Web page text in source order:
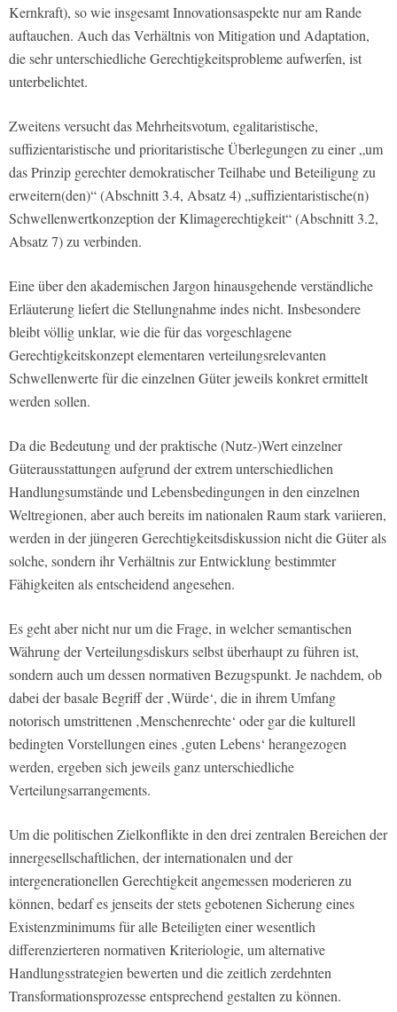
Kernkraft), so wie insgesamt Innovationsaspekte nur am Rande
auftauchen. Auch das Verhältnis von Mitigation und Adaptation,
die sehr unterschiedliche Gerechtigkeitsprobleme aufwerfen, ist
unterbelichtet.
Zweitens versucht das Mehrheitsvotum, egalitaristische,
suffizientaristische und prioritaristische Überlegungen zu einer „um
das Prinzip gerechter demokratischer Teilhabe und Beteiligung zu
erweitern(den)“ (Abschnitt 3.4, Absatz 4) „suffizientaristische(n)
Schwellenwertkonzeption der Klimagerechtigkeit“ (Abschnitt 3.2,
Absatz 7) zu verbinden.
Eine über den akademischen Jargon hinausgehende verständliche
Erläuterung liefert die Stellungnahme indes nicht. Insbesondere
bleibt völlig unklar, wie die für das vorgeschlagene
Gerechtigkeitskonzept elementaren verteilungsrelevanten
Schwellenwerte für die einzelnen Güter jeweils konkret ermittelt
werden sollen.
Da die Bedeutung und der praktische (Nutz-)Wert einzelner
Güterausstattungen aufgrund der extrem unterschiedlichen
Handlungsumstände und Lebensbedingungen in den einzelnen
Weltregionen, aber auch bereits im nationalen Raum stark variieren,
werden in der jüngeren Gerechtigkeitsdiskussion nicht die Güter als
solche, sondern ihr Verhältnis zur Entwicklung bestimmter
Fähigkeiten als entscheidend angesehen.
Es geht aber nicht nur um die Frage, in welcher semantischen
Währung der Verteilungsdiskurs selbst überhaupt zu führen ist,
sondern auch um dessen normativen Bezugspunkt. Je nachdem, ob
dabei der basale Begriff der ‚Würde‘, die in ihrem Umfang
notorisch umstrittenen ‚Menschenrechte‘ oder gar die kulturell
bedingten Vorstellungen eines ‚guten Lebens‘ herangezogen
werden, ergeben sich jeweils ganz unterschiedliche
Verteilungsarrangements.
Um die politischen Zielkonflikte in den drei zentralen Bereichen der
innergesellschaftlichen, der internationalen und der
intergenerationellen Gerechtigkeit angemessen moderieren zu
können, bedarf es jenseits der stets gebotenen Sicherung eines
Existenzminimums für alle Beteiligten einer wesentlich
differenzierteren normativen Kriteriologie, um alternative
Handlungsstrategien bewerten und die zeitlich zerdehnten
Transformationsprozesse entsprechend gestalten zu können.